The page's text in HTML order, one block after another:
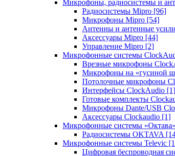
Микрофоны, радиосистемы и
Радиосистемы Mipro [96]
Микрофоны Mipro [54]
Антенны и антенные
Аксессуары Mipro [44]
Управление Mipro [2]
Микрофонные системы
Врезные микрофоны
Микрофоны на «гусиной
Потолочные микрофоны
Интерфейсы ClockAudio [1]
Готовые комплекты
Микрофоны Dante/USB
Аксессуары Clockaudio [1]
Микрофонные системы «Октава»
Радиосистемы OKTAVA
Микрофонные системы Televic
Цифровая беспроводная